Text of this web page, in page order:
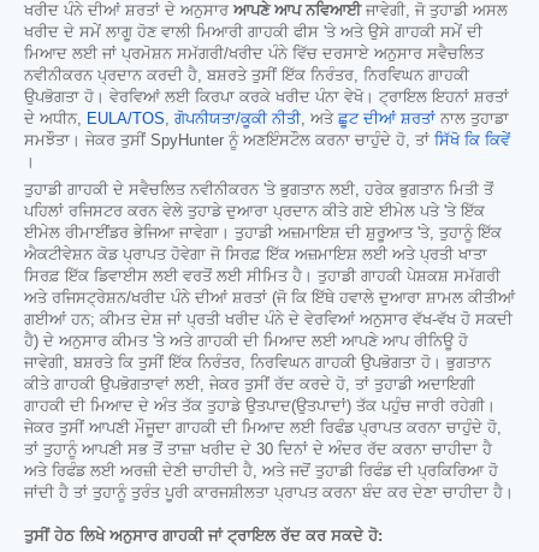
ਖਰੀਦ ਪੰਨੇ ਦੀਆਂ ਸ਼ਰਤਾਂ ਦੇ ਅਨੁਸਾਰ ਆਪਣੇ ਆਪ ਨਵਿਆਈਜਾਵੇਗੀ, ਜੋ ਤੁਹਾਡੀ ਅਸਲ
ਖਰੀਦ ਦੇ ਸਮੇਂ ਲਾਗੂ ਹੋਣ ਵਾਲੀ ਮਿਆਰੀ ਗਾਹਕੀ ਫੀਸ 'ਤੇ ਅਤੇ ਉਸੇ ਗਾਹਕੀ ਸਮੇਂ ਦੀ
ਮਿਆਦ ਲਈ ਜਾਂ ਪ੍ਰਮੋਸ਼ਨ ਸਮੱਗਰੀ/ਖਰੀਦ ਪੰਨੇ ਵਿੱਚ ਦਰਸਾਏ ਅਨੁਸਾਰ ਸਵੈਚਲਿਤ
ਨਵੀਨੀਕਰਨ ਪ੍ਰਦਾਨ ਕਰਦੀ ਹੈ, ਬਸ਼ਰਤੇ ਤੁਸੀਂ ਇੱਕ ਨਿਰੰਤਰ, ਨਿਰਵਿਘਨ ਗਾਹਕੀ
ਉਪਭੋਗਤਾ ਹੋ। ਵੇਰਵਿਆਂ ਲਈ ਕਿਰਪਾ ਕਰਕੇ ਖਰੀਦ ਪੰਨਾ ਵੇਖੋ। ਟ੍ਰਾਇਲ ਇਹਨਾਂ ਸ਼ਰਤਾਂ
ਦੇ ਅਧੀਨ,
EULA/TOS ਗੋਪਨੀਯਤਾ/ਕੂਕੀ ਨੀਤੀ , ਅਤੇ ਛੂਟ ਦੀਆਂ ਸ਼ਰਤਾਂ ਨਾਲ ਤੁਹਾਡਾ
ਸਮਝੌਤਾ। ਜੇਕਰ ਤੁਸੀਂ SpyHunter ਨੂੰ ਅਣਇੰਸਟੌਲ ਕਰਨਾ ਚਾਹੁੰਦੇ ਹੋ, ਤਾਂ ਸਿੱਖੋ ਕਿ ਕਿਵੇਂ
।
ਤੁਹਾਡੀ ਗਾਹਕੀ ਦੇ ਸਵੈਚਲਿਤ ਨਵੀਨੀਕਰਨ 'ਤੇ ਭੁਗਤਾਨ ਲਈ, ਹਰੇਕ ਭੁਗਤਾਨ ਮਿਤੀ ਤੋਂ
ਪਹਿਲਾਂ ਰਜਿਸਟਰ ਕਰਨ ਵੇਲੇ ਤੁਹਾਡੇ ਦੁਆਰਾ ਪ੍ਰਦਾਨ ਕੀਤੇ ਗਏ ਈਮੇਲ ਪਤੇ 'ਤੇ ਇੱਕ
ਈਮੇਲ ਰੀਮਾਈਂਡਰ ਭੇਜਿਆ ਜਾਵੇਗਾ। ਤੁਹਾਡੀ ਅਜ਼ਮਾਇਸ਼ ਦੀ ਸ਼ੁਰੂਆਤ 'ਤੇ, ਤੁਹਾਨੂੰ ਇੱਕ
ਐਕਟੀਵੇਸ਼ਨ ਕੋਡ ਪ੍ਰਾਪਤ ਹੋਵੇਗਾ ਜੋ ਸਿਰਫ਼ ਇੱਕ ਅਜ਼ਮਾਇਸ਼ ਲਈ ਅਤੇ ਪ੍ਰਤੀ ਖਾਤਾ
ਸਿਰਫ਼ ਇੱਕ ਡਿਵਾਈਸ ਲਈ ਵਰਤੋਂ ਲਈ ਸੀਮਿਤ ਹੈ। ਤੁਹਾਡੀ ਗਾਹਕੀ ਪੇਸ਼ਕਸ਼ ਸਮੱਗਰੀ
ਅਤੇ ਰਜਿਸਟ੍ਰੇਸ਼ਨ/ਖਰੀਦ ਪੰਨੇ ਦੀਆਂ ਸ਼ਰਤਾਂ (ਜੋ ਕਿ ਇੱਥੇ ਹਵਾਲੇ ਦੁਆਰਾ ਸ਼ਾਮਲ ਕੀਤੀਆਂ
ਗਈਆਂ ਹਨ; ਕੀਮਤ ਦੇਸ਼ ਜਾਂ ਪ੍ਰਤੀ ਖਰੀਦ ਪੰਨੇ ਦੇ ਵੇਰਵਿਆਂ ਅਨੁਸਾਰ ਵੱਖ-ਵੱਖ ਹੋ ਸਕਦੀ
ਹੈ) ਦੇ ਅਨੁਸਾਰ ਕੀਮਤ 'ਤੇ ਅਤੇ ਗਾਹਕੀ ਦੀ ਮਿਆਦ ਲਈ ਆਪਣੇ ਆਪ ਰੀਨਿਊ ਹੋ
ਜਾਵੇਗੀ, ਬਸ਼ਰਤੇ ਕਿ ਤੁਸੀਂ ਇੱਕ ਨਿਰੰਤਰ, ਨਿਰਵਿਘਨ ਗਾਹਕੀ ਉਪਭੋਗਤਾ ਹੋ। ਭੁਗਤਾਨ
ਕੀਤੇ ਗਾਹਕੀ ਉਪਭੋਗਤਾਵਾਂ ਲਈ, ਜੇਕਰ ਤੁਸੀਂ ਰੱਦ ਕਰਦੇ ਹੋ, ਤਾਂ ਤੁਹਾਡੀ ਅਦਾਇਗੀ
ਗਾਹਕੀ ਦੀ ਮਿਆਦ ਦੇ ਅੰਤ ਤੱਕ ਤੁਹਾਡੇ ਉਤਪਾਦ(ਉਤਪਾਦਾਂ) ਤੱਕ ਪਹੁੰਚ ਜਾਰੀ ਰਹੇਗੀ।
ਜੇਕਰ ਤੁਸੀਂ ਆਪਣੀ ਮੌਜੂਦਾ ਗਾਹਕੀ ਦੀ ਮਿਆਦ ਲਈ ਰਿਫੰਡ ਪ੍ਰਾਪਤ ਕਰਨਾ ਚਾਹੁੰਦੇ ਹੋ,
ਤਾਂ ਤੁਹਾਨੂੰ ਆਪਣੀ ਸਭ ਤੋਂ ਤਾਜ਼ਾ ਖਰੀਦ ਦੇ 30 ਦਿਨਾਂ ਦੇ ਅੰਦਰ ਰੱਦ ਕਰਨਾ ਚਾਹੀਦਾ ਹੈ
ਅਤੇ ਰਿਫੰਡ ਲਈ ਅਰਜ਼ੀ ਦੇਣੀ ਚਾਹੀਦੀ ਹੈ, ਅਤੇ ਜਦੋਂ ਤੁਹਾਡੀ ਰਿਫੰਡ ਦੀ ਪ੍ਰਕਿਰਿਆ ਹੋ
ਜਾਂਦੀ ਹੈ ਤਾਂ ਤੁਹਾਨੂੰ ਤੁਰੰਤ ਪੂਰੀ ਕਾਰਜਸ਼ੀਲਤਾ ਪ੍ਰਾਪਤ ਕਰਨਾ ਬੰਦ ਕਰ ਦੇਣਾ ਚਾਹੀਦਾ ਹੈ।
ਤੁਸੀਂ ਹੇਠ ਲਿਖੇ ਅਨੁਸਾਰ ਗਾਹਕੀ ਜਾਂ ਟ੍ਰਾਇਲ ਰੱਦ ਕਰ ਸਕਦੇ ਹੋ: